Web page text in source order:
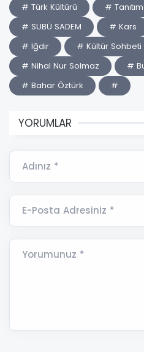
# Türk Kültürü
#
# SUBÜ SADEM
# Kars
# Iğdır
# Kültür Sohbeti
# Nihal Nur Solmaz
#
# Bahar Öztürk
#
YORUMLAR
Adınız *
E-Posta Adresiniz *
Yorumunuz *